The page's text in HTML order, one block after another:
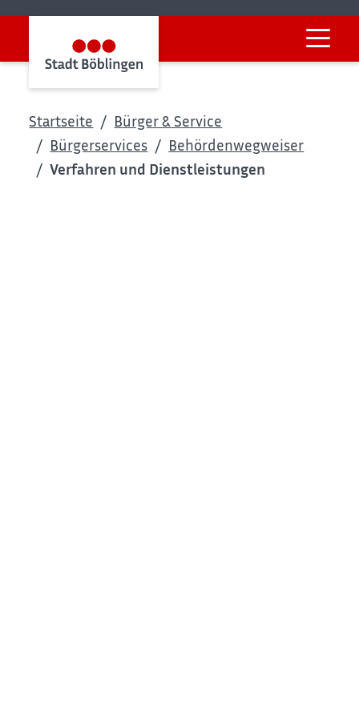
Startseite
Bürger & Service
Bürgerservices
Behördenwegweiser
Verfahren und Dienstleistungen